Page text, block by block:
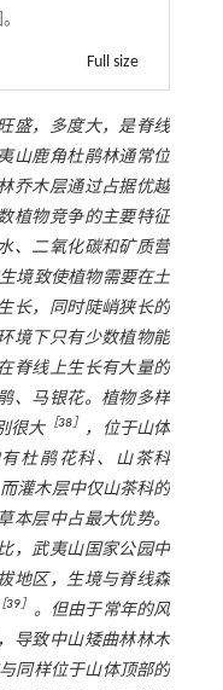
Full size
盛，多度大，是脊线
山鹿角杜鹃林通常位
乔木层通过占据优越
植物竞争的主要特征
、二氧化碳和矿质营
境致使植物需要在土
长，同时陡峭狭长的
境下只有少数植物能
脊线上生长有大量的
、马银花。植物多样
很大［38］
，位于山体
杜鹃花科、山茶科
而灌木层中仅山茶科的
本层中占最大优势。
，武夷山国家公园中
地区，生境与脊线森
39］
。但由于常年的风
导致中山矮曲林林木
同样位于山体顶部的